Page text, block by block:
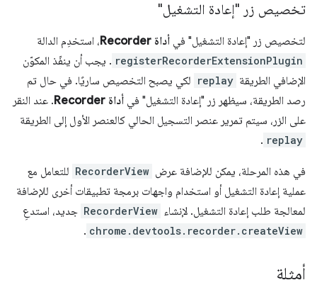
تخصيص زر "إعادة التشغيل"
لتخصيص زر "إعادة التشغيل" في أداة Recorder ، استخدِم الدالة
registerRecorderExtensionPlugin . يجب أن ينفّذ المكوّن
الإضافي الطريقة replay لكي يصبح التخصيص ساريًا. في حال تم
رصد الطريقة، سيظهر زر "إعادة التشغيل" في أداة Recorder
. عند النقر
على الزر، سيتم تمرير عنصر التسجيل الحالي كالعنصر الأول إلى الطريقة
replay
.
في هذه المرحلة، يمكن للإضافة عرض RecorderView للتعامل مع
عملية إعادة التشغيل أو استخدام واجهات برمجة تطبيقات أخرى للإضافة
لمعالجة طلب إعادة التشغيل. لإنشاء RecorderView جديد، استدعِ
chrome.devtools.recorder.createView
.
أمثلة